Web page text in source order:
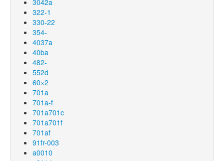
3042a
322-1
330-22
354-
4037a
40ba
482-
552d
60×2
701a
701a-f
701a701c
701a701f
701af
91fr-003
a0010